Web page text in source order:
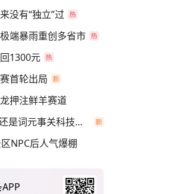
没有“独立”过
端暴雨重创多省市
1300元
首轮出局
押注鲜羊赛道
央媒：用Token还是词元事关科技话语权
NPC后人气爆棚